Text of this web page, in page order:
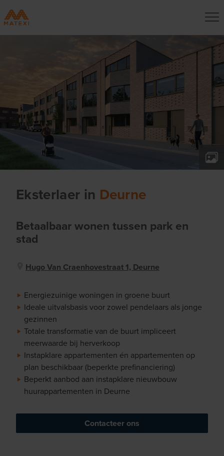
Eksterlaer in Deurne
Betaalbaar wonen tussen park en
stad
Hugo Van Craenhovestraat 1, Deurne
Energiezuinige woningen in groene buurt
Ideale uitvalsbasis voor zowel pendelaars als jonge
gezinnen
Totale transformatie van de buurt impliceert
meerwaarde bij herverkoop
Instapklare appartementen én appartementen op
plan beschikbaar (beperkte prefinanciering)
Beperkt aanbod aan instapklare nieuwbouw
huurappartementen in Deurne
Contacteer ons